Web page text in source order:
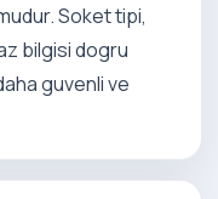
Soket tipi,
bilgisi dogru
guvenli ve